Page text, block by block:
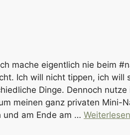
mache eigentlich nie beim
Ich will nicht tippen, ich will
Dinge. Dennoch nutze
meinen ganz privaten Mini-
und am Ende am …